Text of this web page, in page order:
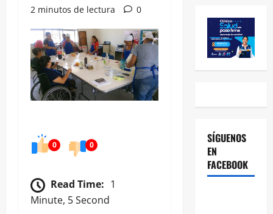
2 minutos de lectura
0
0 0
Read Time: 1
Minute, 5 Second
SÍGUENOS
EN
FACEBOOK